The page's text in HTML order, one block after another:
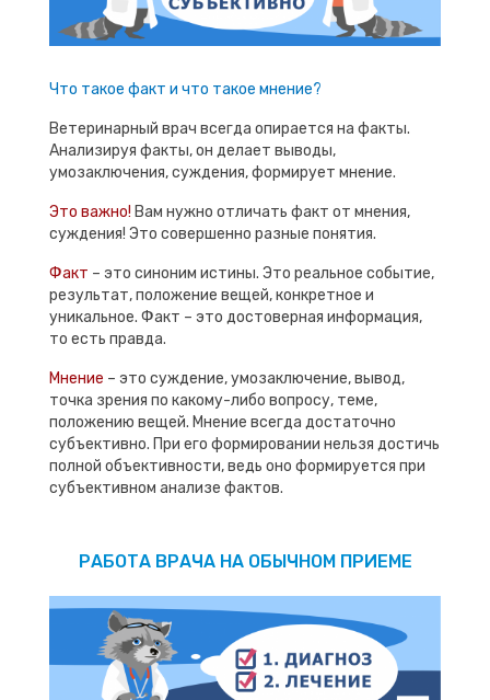
Что такое факт и что такое мнение?
Ветеринарный врач всегда опирается на факты.
Анализируя факты, он делает выводы,
умозаключения, суждения, формирует мнение.
Это важно! Вам нужно отличать факт от мнения,
суждения! Это совершенно разные понятия.
Факт – это синоним истины. Это реальное событие,
результат, положение вещей, конкретное и
уникальное. Факт – это достоверная информация,
то есть правда.
Мнение – это суждение, умозаключение, вывод,
точка зрения по какому-либо вопросу, теме,
положению вещей. Мнение всегда достаточно
субъективно. При его формировании нельзя достичь
полной объективности, ведь оно формируется при
субъективном анализе фактов.
РАБОТА ВРАЧА НА ОБЫЧНОМ ПРИЕМЕ